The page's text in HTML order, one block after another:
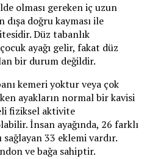
olması gereken iç uzun
doğru kayması ile
Düz tabanlık
ayağı gelir, fakat düz
bir durum değildir.
kemeri yoktur veya çok
ayakların normal bir kavisi
fiziksel aktivite
İnsan ayağında, 26 farklı
33 eklemi vardır.
ve bağa sahiptir.